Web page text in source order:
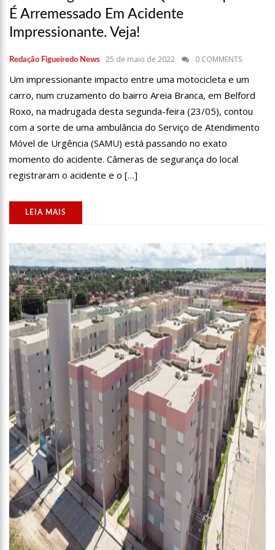
2022
16:39 Dia do Beijo: uma das formas mais significativas de carinho e
amor
16:32
Força-tarefa irá vacinar 8 mil indígenas em áreas de difícil
acesso
16:28 Cheia altera sistema de distribuição de energia no interior do
AM
16:21 Preta Gil volta às redes sociais e promete explicar sumiço:
‘me preparando’
16:16
Forças de Segurança apreendem 49 adolescentes
envolvidos em ameaças a escolas
16:12 Ministério da justiça obriga redes sociais a retirar conteúdo
de apologia à violência
12:06
VÍDEO: Banda Scorpions encontra fãs e se prepara para
show em Manaus
12:00 Fiscalização em supermercados de Manaus constata
venda ilegal de sacolas plásticas
11:54 Vizinhos reclamam de gemidos e morador justifica: “Fiz
amor gostoso”
11:17 Cientistas pedem ajuda para identificar ‘animal misterioso’
visto em parque
11:08 Inflação oficial desacelera e atinge 0,71% em março, diz IBGE
10:59
Polícia Federal deflagra operação contra fraudes no sistema
do Fies
14:43
Governo agiliza vistos para haitianos com parentes no Brasil
13:18 Justiça retoma hoje depoimentos de testemunhas no caso
Dom e Bruno
13:10 Wilson Lima inaugura Residencial Rodrigo Otávio, primeiro
habitacional do Prosamin+
12:47 Alok demora cinco anos para responder convite para tocar
em aniversário
12:34
“Não deixe para amanhã” diz idosa de 90 anos após realizar
o sonho de estudar
É Arremessado Em Acidente
Impressionante. Veja!
Redação Figueiredo News 25 de maio de 2022 0 COMMENTS
Um impressionante impacto entre uma motocicleta e um
carro, num cruzamento do bairro Areia Branca, em Belford
Roxo, na madrugada desta segunda-feira (23/05), contou
com a sorte de uma ambulância do Serviço de Atendimento
Móvel de Urgência (SAMU) está passando no exato
momento do acidente. Câmeras de segurança do local
registraram o acidente e o […]
LEIA MAIS